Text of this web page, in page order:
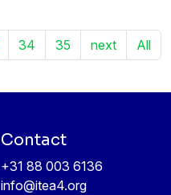
34 35 next All
Contact
+31 88 003 6136
info@itea4.org